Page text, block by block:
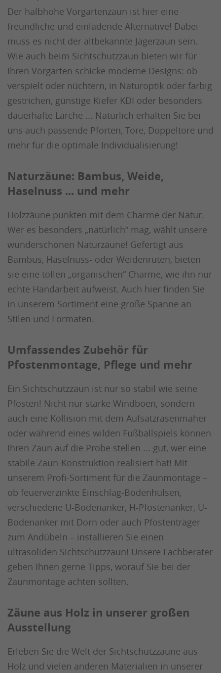
Der halbhohe Vorgartenzaun ist hier eine
freundliche und einladende Alternative! Dabei
muss es nicht der altbekannte Jägerzaun sein.
Wie auch beim Sichtschutzzaun bieten wir für
Ihren Vorgarten schicke moderne Designs: ob
verspielt oder nüchtern, in Naturoptik oder farbig
gestrichen, günstige Kiefer KDI oder besonders
dauerhafte Lärche ... Natürlich erhalten Sie bei
uns auch passende Pforten, Tore, Doppeltore und
mehr für die optimale Individualisierung!
Naturzäune: Bambus, Weide,
Haselnuss ... und mehr
Holzzäune punkten mit dem Charme der Natur.
Wer es besonders „natürlich“ mag, wählt unsere
wunderschönen Naturzäune! Gefertigt aus
Bambus, Haselnuss- oder Weidenruten, bieten
sie eine tollen „organischen“ Charme, wie ihn nur
echte Handarbeit aufweist. Auch hier finden Sie
in unserem Sortiment eine große Spanne an
Stilen und Formaten.
Umfassendes Zubehör für
Pfostenmontage, Pflege und mehr
Ein Sichtschutzzaun ist nur so stabil wie seine
Pfosten! Nicht nur starke Windböen, sondern
auch eine Kollision mit dem Aufsatzrasenmäher
oder während eines wilden Fußballspiels können
Ihren Zaun auf die Probe stellen ... gut, wer eine
stabile Zaun-Konstruktion realisiert hat! Mit
unserem Profi-Sortiment für die Zaunmontage –
ob feuerverzinkte Einschlag-Bodenhülsen,
verschiedene U-Bodenanker, H-Pfostenanker, U-
Bodenanker mit Dorn oder auch Pfostenträger
zum Andübeln – installieren Sie einen
ultrasoliden Sichtschutzzaun! Unsere Fachberater
geben Ihnen gerne Tipps, worauf Sie bei der
Zaunmontage achten sollten.
Zäune aus Holz in unserer großen
Ausstellung
Erleben Sie die Welt der Sichtschutzzäune aus
Holz und vielen anderen Materialien in unserer